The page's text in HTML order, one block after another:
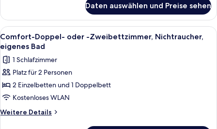
Bad
anzeigen
Doppel-
oder
-
Zweibettzimmer,
Nichtraucher,
eigenes
Bad
Daten auswählen und Preise sehen
Alle
Fotos
für
Comfort-
Doppel-
oder
-
Zweibettzimmer,
Ein ordentlich bezogenes Bett mit
6
Comfort-Doppel- oder -Zweibettzimmer, Nichtraucher,
eigenes Bad
1 Schlafzimmer
Platz für 2 Personen
2 Einzelbetten und 1 Doppelbett
Kostenloses WLAN
Weitere Details
Weitere